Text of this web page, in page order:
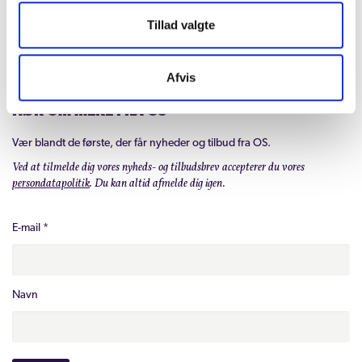
Tillad valgte
Afvis
HØR OM MERE FRA OS
Vær blandt de første, der får nyheder og tilbud fra OS.
Ved at tilmelde dig vores nyheds- og tilbudsbrev accepterer du vores
persondatapolitik. Du kan altid afmelde dig igen.
E-mail *
Navn